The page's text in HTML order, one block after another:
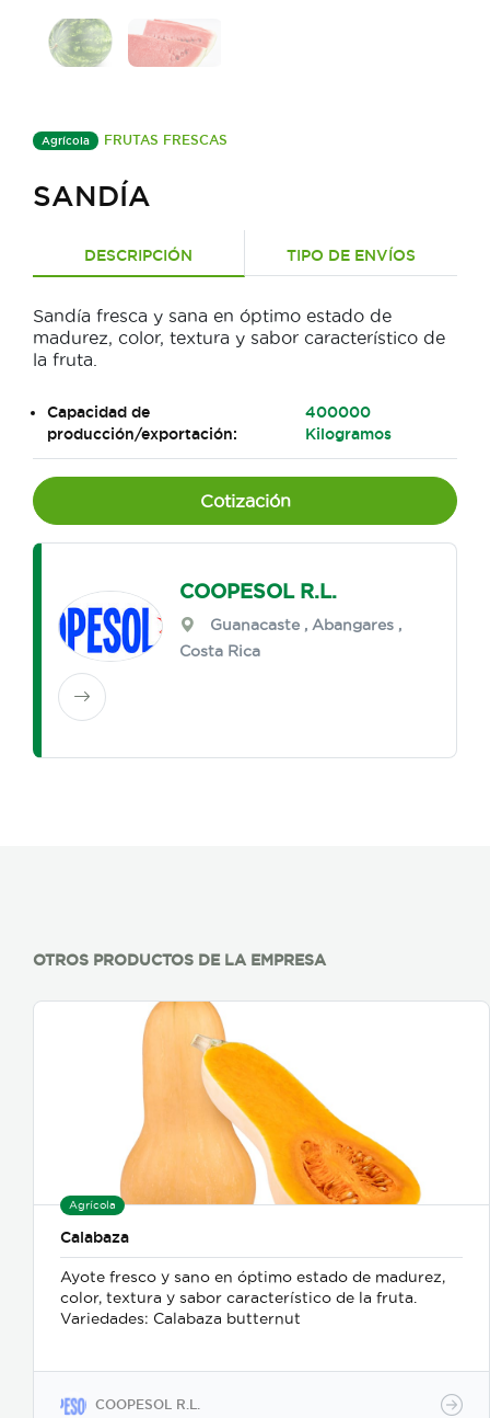
Agrícola FRUTAS FRESCAS
SANDÍA
DESCRIPCIÓN TIPO DE ENVÍOS
Sandía fresca y sana en óptimo estado de
madurez, color, textura y sabor característico de
la fruta.
Capacidad de
producción/exportación:
400000
Kilogramos
Cotización
COOPESOL R.L.
Guanacaste ,Abangares ,
Costa Rica
OTROS PRODUCTOS DE LA EMPRESA
Agrícola
Calabaza
Ayote fresco y sano en óptimo estado de madurez,
color, textura y sabor característico de la fruta.
Variedades: Calabaza butternut
COOPESOL R.L.